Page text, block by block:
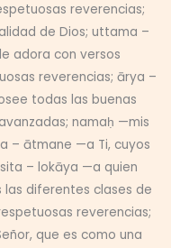
reverencias;
de Dios; uttama –
adora con versos
reverencias; ārya –
todas las buenas
namaḥ —mis
– ātmane —a Ti, cuyos
– lokāya —a quien
diferentes clases de
reverencias;
que es como una